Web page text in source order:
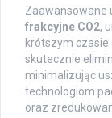
Zaawansowane
frakcyjne CO2,
krótszym czasie.
skutecznie
minimalizując
technologiom
oraz